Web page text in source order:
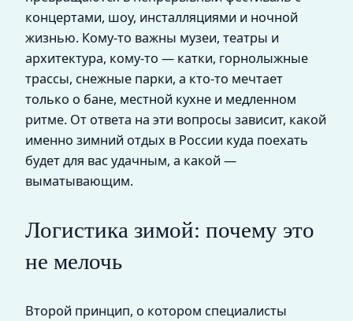
концертами, шоу, инсталляциями и ночной
жизнью. Кому‑то важны музеи, театры и
архитектура, кому‑то — катки, горнолыжные
трассы, снежные парки, а кто‑то мечтает
только о бане, местной кухне и медленном
ритме. От ответа на эти вопросы зависит, какой
именно зимний отдых в России куда поехать
будет для вас удачным, а какой —
выматывающим.
Логистика зимой: почему это
не мелочь
Второй принцип, о котором специалисты